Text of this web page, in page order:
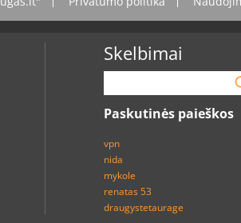
Skelbimai
Paskutinės paieškos
vpn
nida
mykole
renatas 53
draugystetaurage